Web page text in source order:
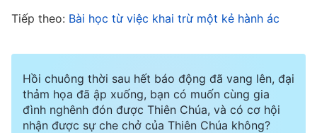
Đấng Christ. “Lãnh đạo giả” và “kẻ địch lại Đấng
Christ”: mỗi lần chị ấy nói những từ này, tôi lại
giật mình thon thót. Tôi rất buồn bực và cảm
thấy mình hết sức sai lầm. Tôi khóc như mưa. Và
Tiếp theo: Bài học từ việc khai trừ một kẻ hành ác
Hồi chuông thời sau hết báo động đã vang lên, đại
thảm họa đã ập xuống, bạn có muốn cùng gia
đình nghênh đón được Thiên Chúa, và có cơ hội
nhận được sự che chở của Thiên Chúa không?